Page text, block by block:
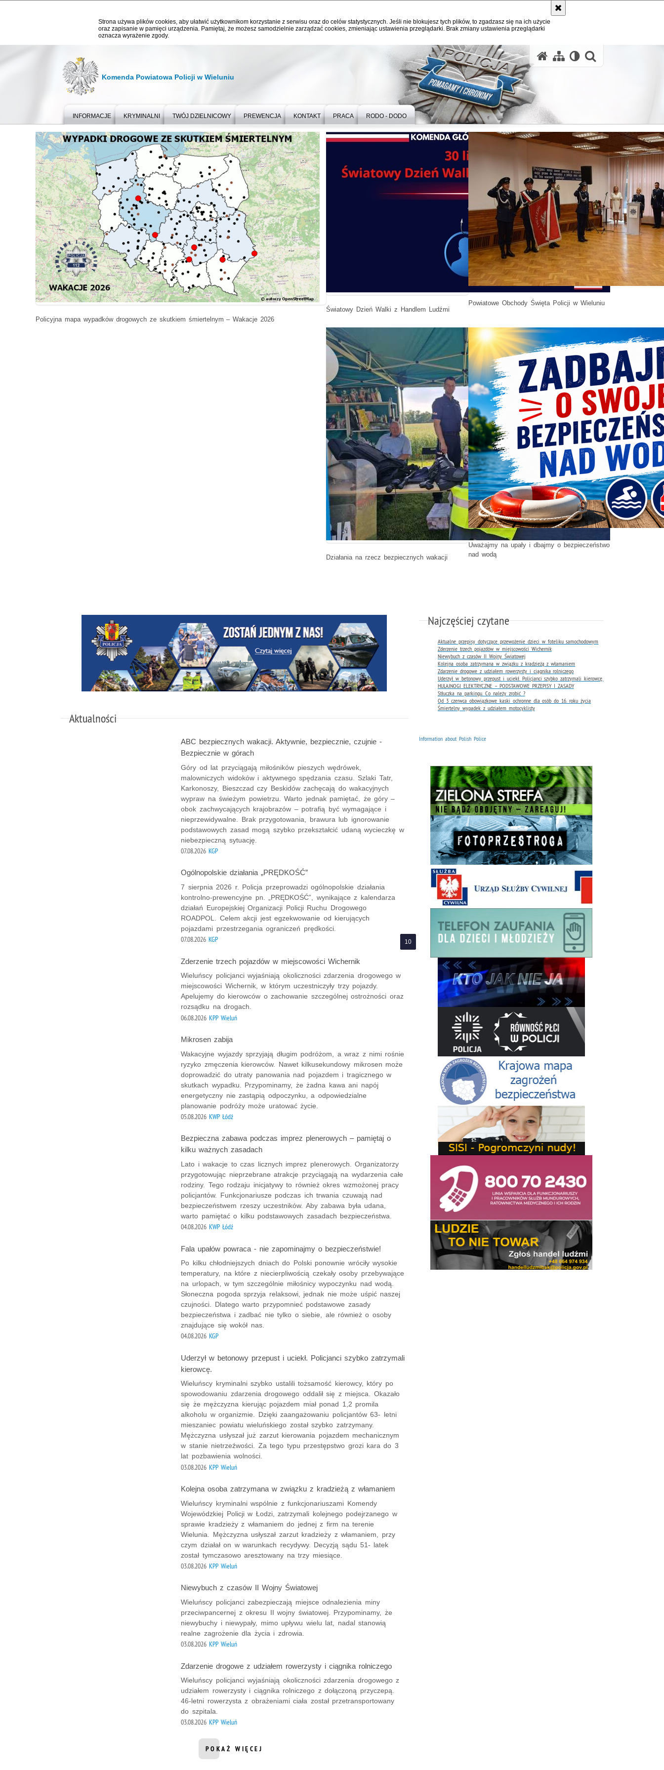
Strona używa plików cookies, aby ułatwić użytkownikom korzystanie z serwisu oraz do celów statystycznych. Jeśli nie blokujesz tych plików, to zgadzasz się na ich użycie
oraz zapisanie w pamięci urządzenia. Pamiętaj, że możesz samodzielnie zarządzać cookies, zmieniając ustawienia przeglądarki. Brak zmiany ustawienia przeglądarki
oznacza wyrażenie zgody.
Komenda Powiatowa Policji w Wieluniu
INFORMACJE KRYMINALNI TWÓJ DZIELNICOWY PREWENCJA KONTAKT PRACA RODO - DODO
Ważne informacje
Policyjna mapa wypadków drogowych ze skutkiem śmiertelnym – Wakacje 2026
Światowy Dzień Walki z Handlem Ludźmi
Powiatowe Obchody Święta Policji w Wieluniu
Działania na rzecz bezpiecznych wakacji
Uważajmy na upały i dbajmy o bezpieczeństwo
nad wodą
Aktualności
ABC bezpiecznych wakacji. Aktywnie, bezpiecznie, czujnie -
Bezpiecznie w górach
Góry od lat przyciągają miłośników pieszych wędrówek,
malowniczych widoków i aktywnego spędzania czasu. Szlaki Tatr,
Karkonoszy, Bieszczad czy Beskidów zachęcają do wakacyjnych
wypraw na świeżym powietrzu. Warto jednak pamiętać, że góry –
obok zachwycających krajobrazów – potrafią być wymagające i
nieprzewidywalne. Brak przygotowania, brawura lub ignorowanie
podstawowych zasad mogą szybko przekształcić udaną wycieczkę w
niebezpieczną sytuację.
07.08.2026 KGP
Ogólnopolskie działania „PRĘDKOŚĆ”
7 sierpnia 2026 r. Policja przeprowadzi ogólnopolskie działania
kontrolno-prewencyjne pn. „PRĘDKOŚĆ”, wynikające z kalendarza
działań Europejskiej Organizacji Policji Ruchu Drogowego
ROADPOL. Celem akcji jest egzekwowanie od kierujących
pojazdami przestrzegania ograniczeń prędkości.
07.08.2026 KGP
Zderzenie trzech pojazdów w miejscowości Wichernik
Wieluńscy policjanci wyjaśniają okoliczności zdarzenia drogowego w
miejscowości Wichernik, w którym uczestniczyły trzy pojazdy.
Apelujemy do kierowców o zachowanie szczególnej ostrożności oraz
rozsądku na drogach.
06.08.2026 KPP Wieluń
Mikrosen zabija
Wakacyjne wyjazdy sprzyjają długim podróżom, a wraz z nimi rośnie
ryzyko zmęczenia kierowców. Nawet kilkusekundowy mikrosen może
doprowadzić do utraty panowania nad pojazdem i tragicznego w
skutkach wypadku. Przypominamy, że żadna kawa ani napój
energetyczny nie zastąpią odpoczynku, a odpowiedzialne
planowanie podróży może uratować życie.
05.08.2026 KWP Łódź
Bezpieczna zabawa podczas imprez plenerowych – pamiętaj o
kilku ważnych zasadach
Lato i wakacje to czas licznych imprez plenerowych. Organizatorzy
przygotowując nieprzebrane atrakcje przyciągają na wydarzenia całe
rodziny. Tego rodzaju inicjatywy to również okres wzmożonej pracy
policjantów. Funkcjonariusze podczas ich trwania czuwają nad
bezpieczeństwem rzeszy uczestników. Aby zabawa była udana,
warto pamiętać o kilku podstawowych zasadach bezpieczeństwa.
04.08.2026 KWP Łódź
Fala upałów powraca - nie zapominajmy o bezpieczeństwie!
Po kilku chłodniejszych dniach do Polski ponownie wróciły wysokie
temperatury, na które z niecierpliwością czekały osoby przebywające
na urlopach, w tym szczególnie miłośnicy wypoczynku nad wodą.
Słoneczna pogoda sprzyja relaksowi, jednak nie może uśpić naszej
czujności. Dlatego warto przypomnieć podstawowe zasady
bezpieczeństwa i zadbać nie tylko o siebie, ale również o osoby
znajdujące się wokół nas.
04.08.2026 KGP
Uderzył w betonowy przepust i uciekł. Policjanci szybko zatrzymali
kierowcę.
Wieluńscy kryminalni szybko ustalili tożsamość kierowcy, który po
spowodowaniu zdarzenia drogowego oddalił się z miejsca. Okazało
się że mężczyzna kierując pojazdem miał ponad 1,2 promila
alkoholu w organizmie. Dzięki zaangażowaniu policjantów 63- letni
mieszaniec powiatu wieluńskiego został szybko zatrzymany.
Mężczyzna usłyszał już zarzut kierowania pojazdem mechanicznym
w stanie nietrzeźwości. Za tego typu przestępstwo grozi kara do 3
lat pozbawienia wolności.
03.08.2026 KPP Wieluń
Kolejna osoba zatrzymana w związku z kradzieżą z włamaniem
Wieluńscy kryminalni wspólnie z funkcjonariuszami Komendy
Wojewódzkiej Policji w Łodzi, zatrzymali kolejnego podejrzanego w
sprawie kradzieży z włamaniem do jednej z firm na terenie
Wielunia. Mężczyzna usłyszał zarzut kradzieży z włamaniem, przy
czym działał on w warunkach recydywy. Decyzją sądu 51- latek
został tymczasowo aresztowany na trzy miesiące.
03.08.2026 KPP Wieluń
Niewybuch z czasów II Wojny Światowej
Wieluńscy policjanci zabezpieczają miejsce odnalezienia miny
przeciwpancernej z okresu II wojny światowej. Przypominamy, że
niewybuchy i niewypały, mimo upływu wielu lat, nadal stanowią
realne zagrożenie dla życia i zdrowia.
03.08.2026 KPP Wieluń
Zdarzenie drogowe z udziałem rowerzysty i ciągnika rolniczego
Wieluńscy policjanci wyjaśniają okoliczności zdarzenia drogowego z
udziałem rowerzysty i ciągnika rolniczego z dołączoną przyczepą.
46-letni rowerzysta z obrażeniami ciała został przetransportowany
do szpitala.
03.08.2026 KPP Wieluń
POKAŻ WIĘCEJ
INFORMACJI Z DZIAŁU AKTUALNOŚCI
Najczęściej czytane
Aktualne przepisy dotyczące przewożenie dzieci w foteliku samochodowym
Zderzenie trzech pojazdów w miejscowości Wichernik
Niewybuch z czasów II Wojny Światowej
Kolejna osoba zatrzymana w związku z kradzieżą z włamaniem
Zdarzenie drogowe z udziałem rowerzysty i ciągnika rolniczego
Uderzył w betonowy przepust i uciekł. Policjanci szybko zatrzymali kierowcę.
HULAJNOGI ELEKTRYCZNE – PODSTAWOWE PRZEPISY I ZASADY
Stłuczka na parkingu. Co należy zrobić ?
Od 3 czerwca obowiązkowe kaski ochronne dla osób do 16. roku życia
Śmiertelny wypadek z udziałem motocyklisty
Information about Polish Police